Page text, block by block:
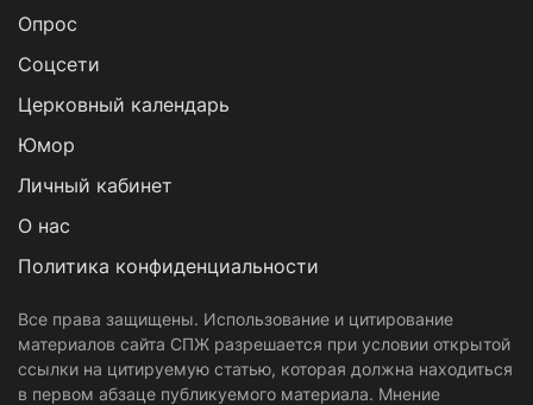
Опрос
Cоцсети
Церковный календарь
Юмор
Личный кабинет
О нас
Политика конфиденциальности
Все права защищены. Использование и цитирование
материалов сайта СПЖ разрешается при условии открытой
ссылки на цитируемую статью, которая должна находиться
в первом абзаце публикуемого материала. Мнение